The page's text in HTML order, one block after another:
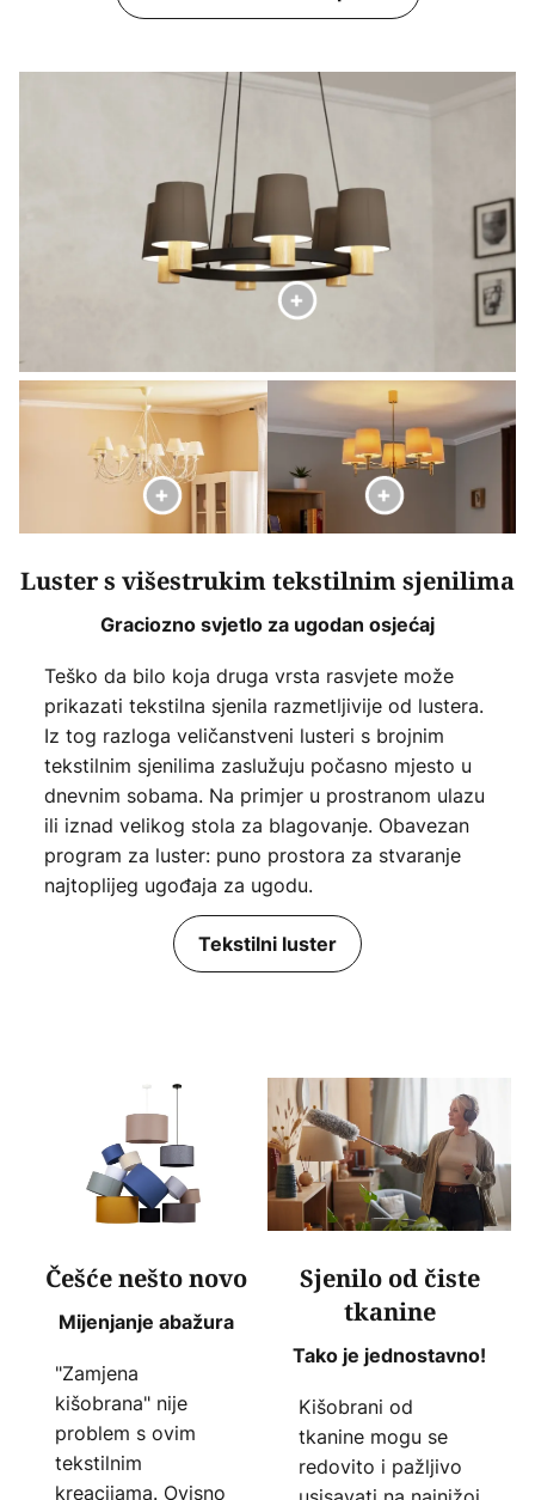
Luster s višestrukim tekstilnim sjenilima
Graciozno svjetlo za ugodan osjećaj
Teško da bilo koja druga vrsta rasvjete može
prikazati tekstilna sjenila razmetljivije od lustera.
Iz tog razloga veličanstveni lusteri s brojnim
tekstilnim sjenilima zaslužuju počasno mjesto u
dnevnim sobama. Na primjer u prostranom ulazu
ili iznad velikog stola za blagovanje. Obavezan
program za luster: puno prostora za stvaranje
najtoplijeg ugođaja za ugodu.
Tekstilni luster
Češće nešto novo
Mijenjanje abažura
"Zamjena
kišobrana" nije
problem s ovim
tekstilnim
kreacijama. Ovisno
Sjenilo od čiste
tkanine
Tako je jednostavno!
Kišobrani od
tkanine mogu se
redovito i pažljivo